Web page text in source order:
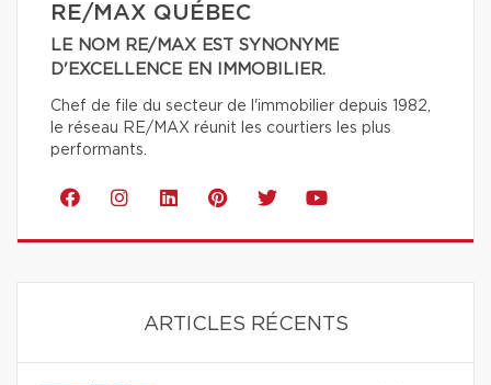
RE/MAX QUÉBEC
LE NOM RE/MAX EST SYNONYME
D'EXCELLENCE EN IMMOBILIER.
Chef de file du secteur de l'immobilier depuis 1982,
le réseau RE/MAX réunit les courtiers les plus
performants.
ARTICLES RÉCENTS